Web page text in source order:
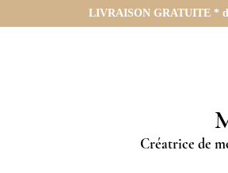
LIVRAISON GRATUITE *
Créatrice de